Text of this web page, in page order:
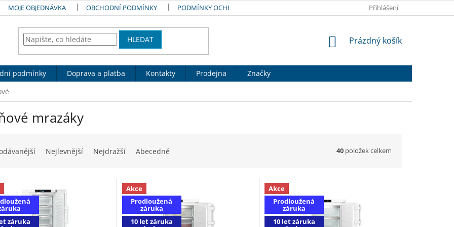
MOJE OBJEDNÁVKA OBCHODNÍ PODMÍNKY PODMÍNKY OCHRANY OSOBNÍCH ÚDAJŮ DOPRAVA A PLATBAPřihlášení
HLEDAT
NÁKUPNÍ
Prázdný košík
podmínky Doprava a platba Kontakty Prodejna
Značky
mrazáky
Nejlevnější Nejdražší Abecedně 40 položek celkem
záruka
Akce
Prodloužená
záruka
10 let záruka
Akce
Prodloužená
záruka
10 let záruka